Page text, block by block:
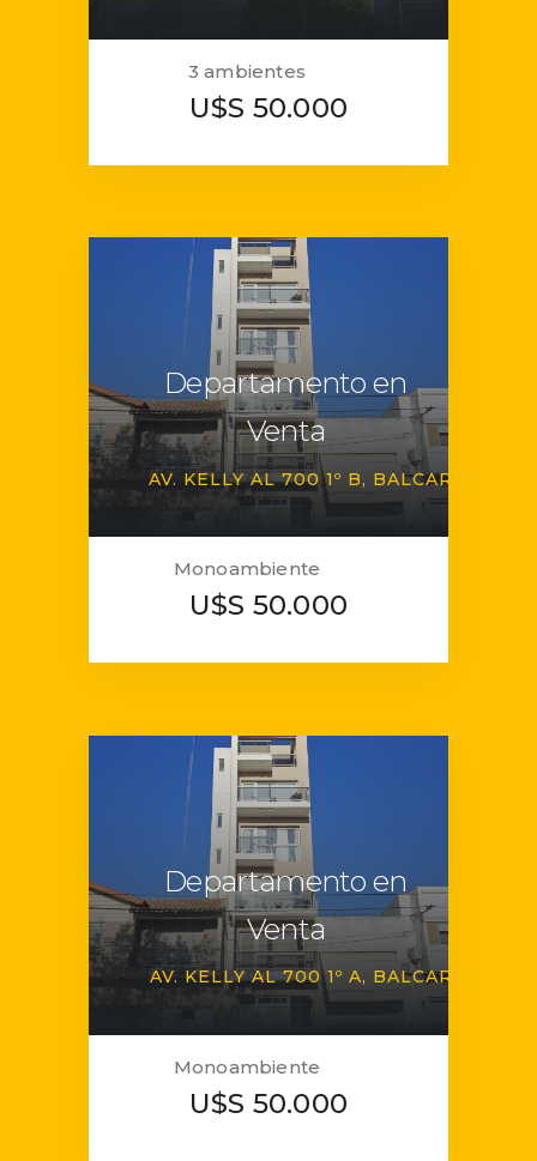
3 ambientes
U$S 50.000
Departamento en
Venta
AV. KELLY AL 700 1º B BALCARCE
Monoambiente
U$S 50.000
Departamento en
Venta
AV. KELLY AL 700 1º A BALCARCE
Monoambiente
U$S 50.000